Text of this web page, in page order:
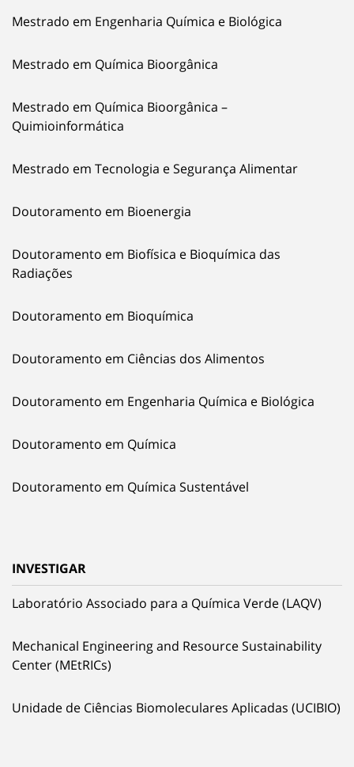
Mestrado em Engenharia Química e Biológica
Mestrado em Química Bioorgânica
Mestrado em Química Bioorgânica –
Quimioinformática
Mestrado em Tecnologia e Segurança Alimentar
Doutoramento em Bioenergia
Doutoramento em Biofísica e Bioquímica das
Radiações
Doutoramento em Bioquímica
Doutoramento em Ciências dos Alimentos
Doutoramento em Engenharia Química e Biológica
Doutoramento em Química
Doutoramento em Química Sustentável
INVESTIGAR
Laboratório Associado para a Química Verde (LAQV)
Mechanical Engineering and Resource Sustainability
Center (MEtRICs)
Unidade de Ciências Biomoleculares Aplicadas (UCIBIO)